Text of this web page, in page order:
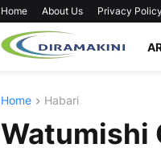
Home About Us Privacy Policy
Home Habari
Watumishi